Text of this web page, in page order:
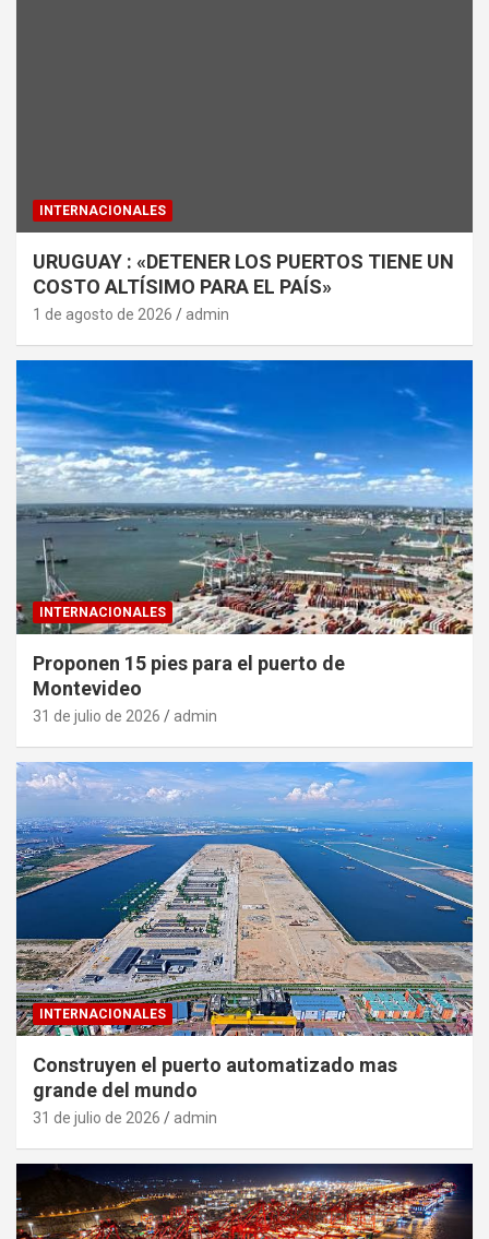
INTERNACIONALES
URUGUAY : «DETENER LOS PUERTOS TIENE UN
COSTO ALTÍSIMO PARA EL PAÍS»
1 de agosto de 2026 admin
INTERNACIONALES
Proponen 15 pies para el puerto de
Montevideo
31 de julio de 2026 admin
INTERNACIONALES
Construyen el puerto automatizado mas
grande del mundo
31 de julio de 2026 admin